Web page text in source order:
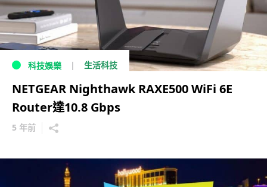
科技娛樂 生活科技
NETGEAR Nighthawk RAXE500 WiFi 6E
Router達10.8 Gbps
5 年前